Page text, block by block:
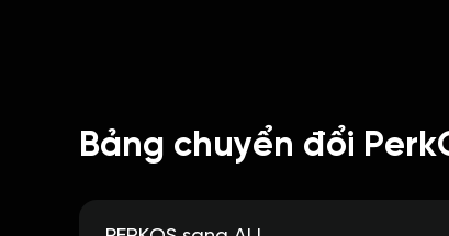
Bảng chuyển đổi